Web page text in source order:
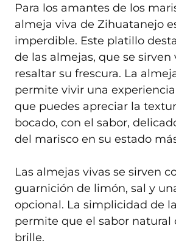
Para los amantes de los
almeja viva de Zihuatanejo
imperdible. Este platillo
de las almejas, que se sirven
resaltar su frescura. La
permite vivir una
que puedes apreciar la
bocado, con el sabor,
del marisco en su estado
Las almejas vivas se sirven
guarnición de limón, sal y
opcional. La simplicidad de
permite que el sabor natural
brille.